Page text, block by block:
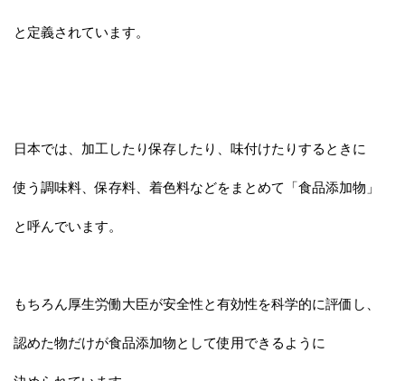
と定義されています。
日本では、加工したり保存したり、味付けたりするときに
使う調味料、保存料、着色料などをまとめて「食品添加物」
と呼んでいます。
もちろん厚生労働大臣が安全性と有効性を科学的に評価し、
認めた物だけが食品添加物として使用できるように